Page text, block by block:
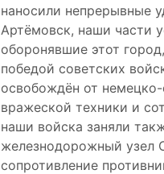
наносили непрерывные
Артёмовск, наши части
оборонявшие этот
победой советских
освобождён от
вражеской техники и
наши войска заняли
железнодорожный узел
сопротивление